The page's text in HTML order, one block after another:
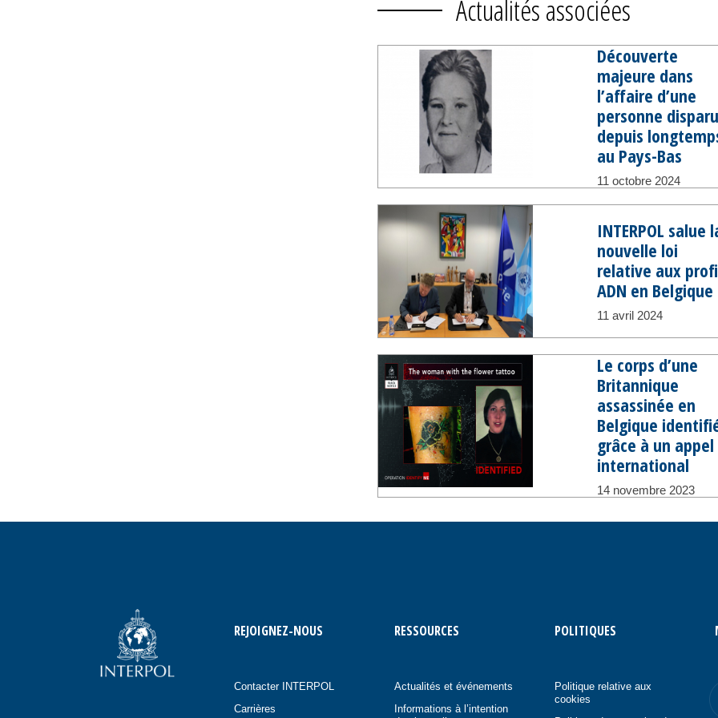
Actualités associées
Découverte
majeure dans
l’affaire d’une
personne
depuis
au Pays-Bas
11 octobre 2024
INTERPOL salue
nouvelle loi
relative aux
ADN en Belgique
11 avril 2024
Le corps d’une
Britannique
assassinée en
Belgique
grâce à un appel
international
14 novembre 2023
REJOIGNEZ-NOUS
Contacter INTERPOL
Carrières
RESSOURCES
Actualités et événements
Informations à l’intention
POLITIQUES
Politique relative aux
cookies